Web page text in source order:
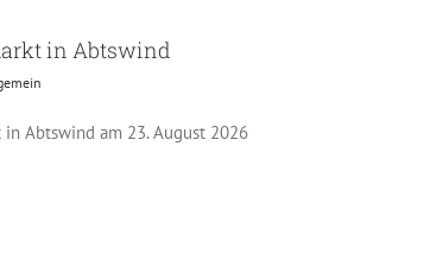
in Abtswind
Abtswind am 23. August 2026